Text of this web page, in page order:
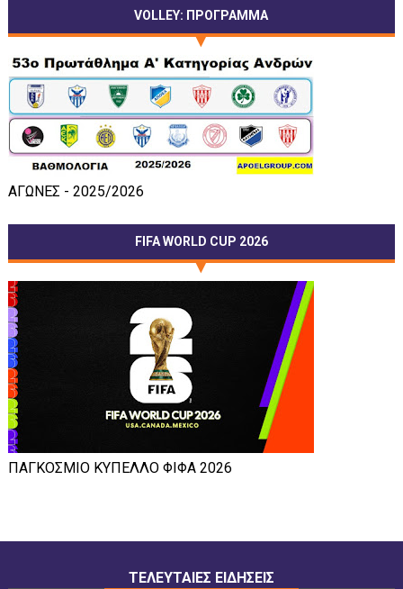
VOLLEY: ΠΡΟΓΡΑΜΜΑ
ΑΓΩΝΕΣ - 2025/2026
FIFA WORLD CUP 2026
ΠΑΓΚΟΣΜΙΟ ΚΥΠΕΛΛΟ ΦΙΦΑ 2026
ΤΕΛΕΥΤΑΙΕΣ ΕΙΔΗΣΕΙΣ